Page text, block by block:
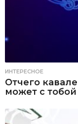
ИНТЕРЕСНОЕ
Отчего
может с тобой